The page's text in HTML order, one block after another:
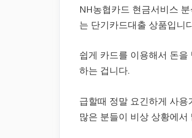
NH농협카드 현금서비스
는 단기카드대출 상품입니
쉽게 카드를 이용해서 돈
하는 겁니다.
급할때 정말 요긴하게 사
많은 분들이 비상 상황에서